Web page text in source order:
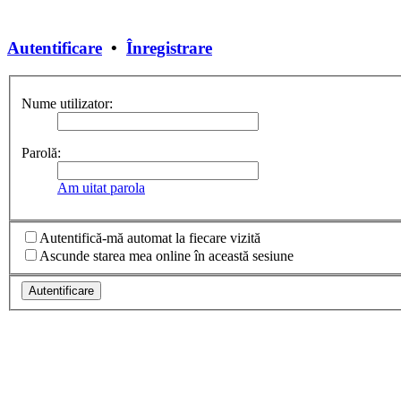
Autentificare • Înregistrare
Nume utilizator:
Parolă:
Am uitat parola
Autentifică-mă automat la fiecare vizită
Ascunde starea mea online în această sesiune